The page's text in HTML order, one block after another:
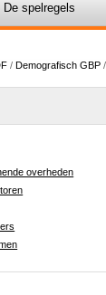
De spelregels
/ Demografisch GBP /
overheden